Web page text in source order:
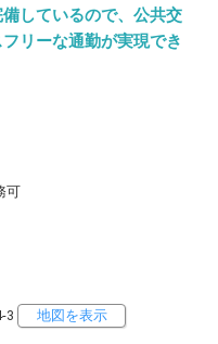
しているので、公共交
リーな通勤が実現でき
可
3 地図を表示